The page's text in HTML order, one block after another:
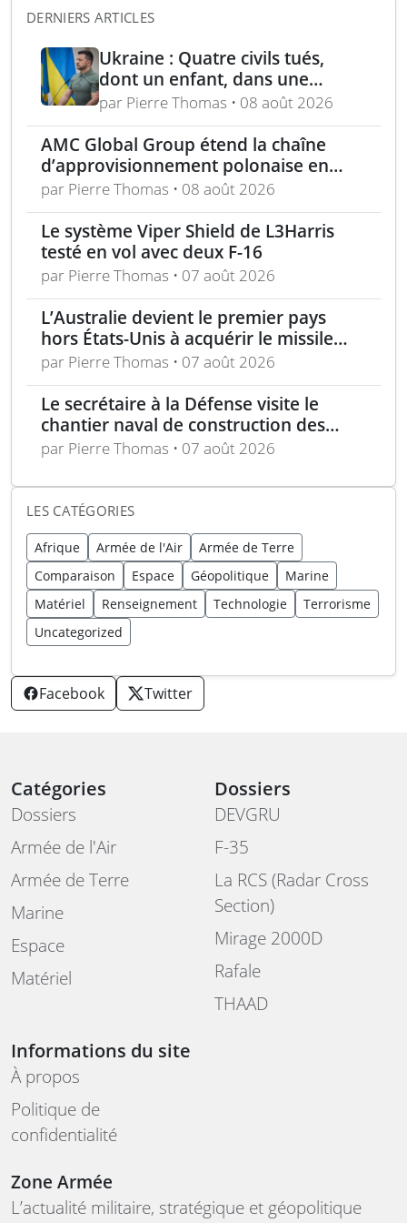
DERNIERS ARTICLES
Ukraine : Quatre civils tués,
dont un enfant, dans une
attaque russe par missile
balistique sur Kiev – Deux
raffineries russes visées par
l’Ukraine
par Pierre Thomas • 08 août 2026
AMC Global Group étend la chaîne
d’approvisionnement polonaise en
munitions de 155 mm
par Pierre Thomas • 08 août 2026
Le système Viper Shield de L3Harris
testé en vol avec deux F-16
par Pierre Thomas • 07 août 2026
L’Australie devient le premier pays
hors États-Unis à acquérir le missile
AIM-260 JATM
par Pierre Thomas • 07 août 2026
Le secrétaire à la Défense visite le
chantier naval de construction des
frégates Type 31 à Rosyth
par Pierre Thomas • 07 août 2026
LES CATÉGORIES
Afrique Armée de l'Air
Armée de Terre
Comparaison
Espace Géopolitique
Marine
Matériel
Renseignement Technologie
Terrorisme
Uncategorized
Facebook Twitter
Catégories
Dossiers
Armée de l'Air
Armée de Terre
Marine
Espace
Matériel
Dossiers
DEVGRU
F-35
La RCS (Radar Cross
Section)
Mirage 2000D
Rafale
THAAD
Informations du site
À propos
Politique de
confidentialité
Zone Armée
L’actualité militaire, stratégique et géopolitique